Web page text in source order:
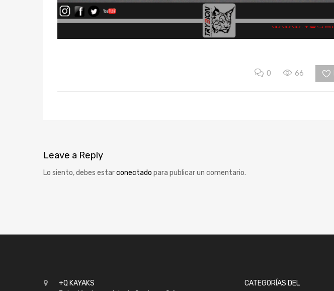
0 66
Leave a Reply
Lo siento, debes estarconectado para publicar un comentario.
+Q KAYAKS
CATEGORÍAS DEL